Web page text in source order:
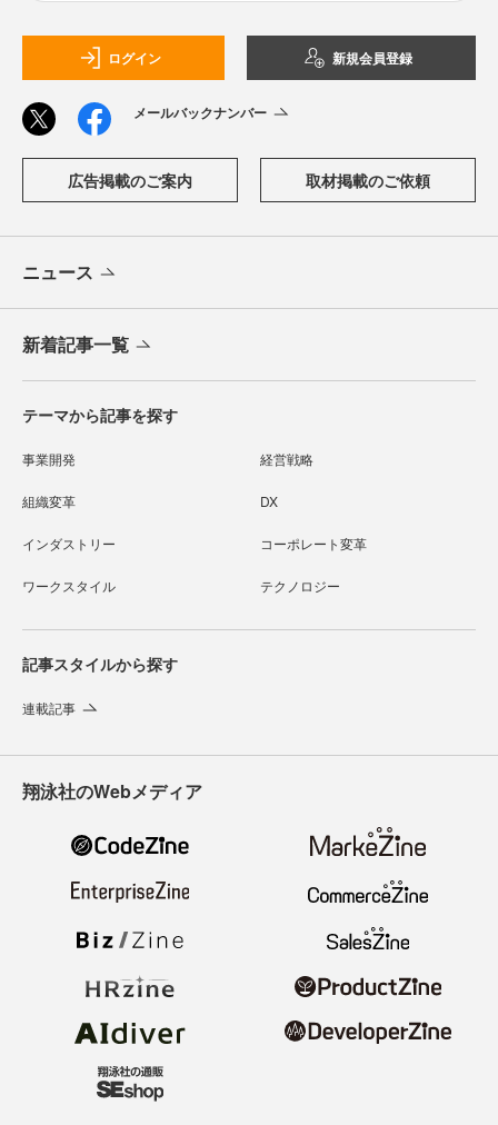
ログイン 新規会員登録
メールバックナンバー
広告掲載のご案内 取材掲載のご依頼
ニュース
新着記事一覧
テーマから記事を探す
事業開発 経営戦略
組織変革 DX
インダストリー コーポレート変革
ワークスタイル テクノロジー
記事スタイルから探す
連載記事
翔泳社のWebメディア